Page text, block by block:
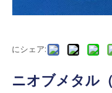
にシェア:
ニオブメタル